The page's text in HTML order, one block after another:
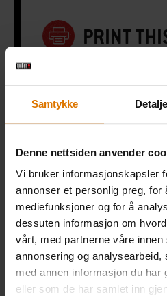
Samtykke
Denne nettsiden anvender
Vi bruker informasjonskapsler
annonser et personlig preg, for
mediefunksjoner og for å
dessuten informasjon om
vårt, med partnerne våre innen
annonsering og
med annen informasjon du har
eller som de har samlet inn
PRINT
Gjør det
Anbefalt
Røkeflis –
Eple